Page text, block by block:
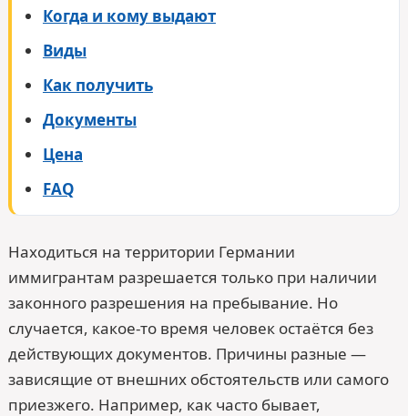
Когда и кому выдают
Виды
Как получить
Документы
Цена
FAQ
Находиться на территории Германии
иммигрантам разрешается только при наличии
законного разрешения на пребывание. Но
случается, какое-то время человек остаётся без
действующих документов. Причины разные —
зависящие от внешних обстоятельств или самого
приезжего. Например, как часто бывает,